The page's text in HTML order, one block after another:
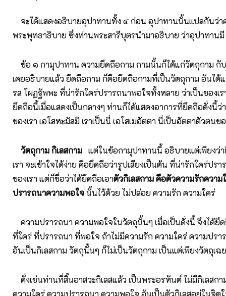
จะได้แสดงอธิบายอุปาทานทั้ง ๔ ก่อน อุปาทานนั้นแปลกันว่า
พระพุทธาธิบาย ซึ่งท่านพระสารีบุตรนำมาอธิบาย ว่าอุปาทาน
ข้อ ๑ กามุปาทาน ความยึดถือกาม กามนั้นก็ได้แก่วัตถุกาม กับ
เคยอธิบายแล้ว ยึดถือกาม ก็คือยึดถือกามที่เป็นวัตถุกาม อันได้
รส โผฏฐัพพะ ที่น่ารักใคร่ปรารถนาพอใจทั้งหลาย ว่าเป็นของเ
ยึดถือนี้เมื่อแสดงเป็นกลางๆ ท่านก็ได้แสดงอาการที่ยึดถือดั่งนี้ว่
ของเรา เอโสหะมัสมิ เราเป็นนี่ เอโสเมอัตตา นี่เป็นอัตตาตัวตนขอ
วัตถุกาม กิเลสกาม แต่ในข้อกามุปาทานนี้ อธิบายแต่เพียงว่
เรา จะเข้าใจได้ง่าย คือยึดถือว่ารูปเสียงเป็นต้น ที่น่ารักใคร่ปร
ของเรา แต่ก็ชื่อว่าได้ยึดถือเอาตัวกิเลสกาม คือตัวความรักความ
ปรารถนาความพอใจนั้นไว้ด้วย ไม่ปล่อย ความรัก ความใคร่
ความปรารถนา ความพอใจในวัตถุนั้นๆ เมื่อเป็นดั่งนี้ จึงได้ยึ
ที่ใคร่ ที่ปรารถนา ที่พอใจ ถ้าไม่มีความรัก ความใคร่ ความปรา
อันเป็นกิเลสกาม วัตถุนั้นๆ ก็ไม่เป็นวัตถุกาม เป็นแต่เพียงวัตถุเฉ
ดั่งเช่นท่านที่สิ้นอาสวะกิเลสแล้ว เป็นพระอรหันต์ ไม่มีกิเลสก
ความใคร่ ความปรารถนา ความพอใจ อันเป็นตัวกิเลสอยู่ในจิตใ